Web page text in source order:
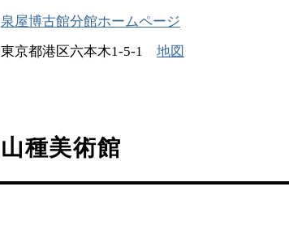
泉屋博古館分館ホームページ
東京都港区六本木1-5‐1 地図
山種美術館